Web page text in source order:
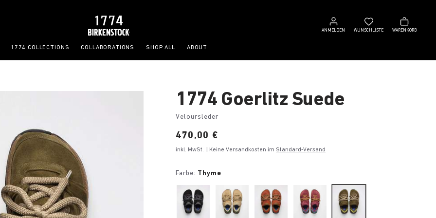
ANMELDEN
Anmelden
WUNSCHLISTE
Wunschliste
WARENKORB
Warenkorb
1774 COLLECTIONS COLLABORATIONS SHOP ALL ABOUT
1774 Goerlitz Suede
Veloursleder
Price:
470,00 €
inkl. MwSt. | Keine Versandkosten im Standard-Versand
Farbe: Thyme